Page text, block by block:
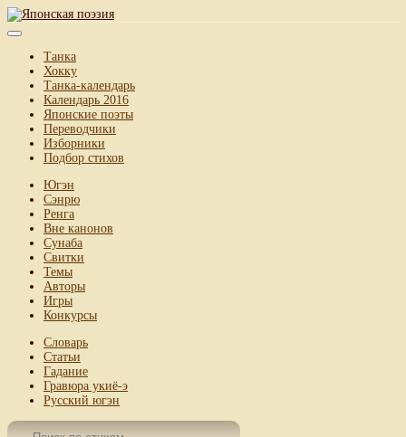
Танка
Хокку
Танка-календарь
Календарь 2016
Японские поэты
Переводчики
Изборники
Подбор стихов
Югэн
Сэнрю
Ренга
Вне канонов
Сунаба
Свитки
Темы
Авторы
Игры
Конкурсы
Словарь
Статьи
Гадание
Гравюра укиё-э
Русский югэн